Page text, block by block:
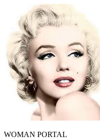
WOMAN PORTAL